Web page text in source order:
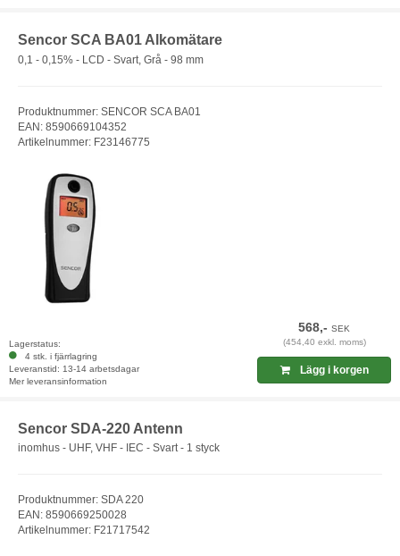
Sencor SCA BA01 Alkomätare
0,1 - 0,15% - LCD - Svart, Grå - 98 mm
Produktnummer: SENCOR SCA BA01
EAN: 8590669104352
Artikelnummer: F23146775
Lagerstatus:
4 stk. i fjärrlagring
Leveranstid: 13-14 arbetsdagar
Mer leveransinformation
568,-SEK
(454,40 exkl. moms)
Lägg i korgen
Sencor SDA-220 Antenn
inomhus - UHF, VHF - IEC - Svart - 1 styck
Produktnummer: SDA 220
EAN: 8590669250028
Artikelnummer: F21717542